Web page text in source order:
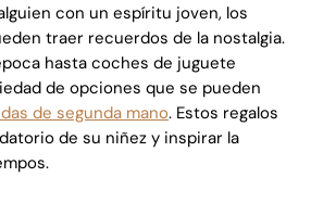
con un espíritu joven, los
traer recuerdos de la nostalgia.
hasta coches de juguete
de opciones que se pueden
de segunda mano. Estos regalos
de su niñez y inspirar la